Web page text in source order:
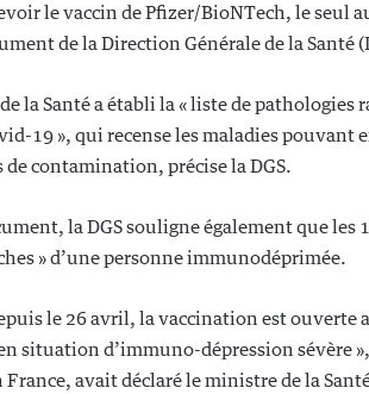
le vaccin de Pfizer/BioNTech, le seul
de la Direction Générale de la Santé
la Santé a établi la « liste de
19 », qui recense les maladies
de contamination, précise la DGS.
la DGS souligne également que
» d’une personne immunodéprimée.
le 26 avril, la vaccination est ouverte
situation d’immuno-dépression sévère
France, avait déclaré le ministre de la